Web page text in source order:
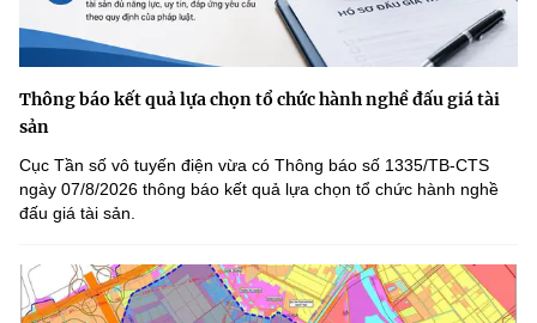
Thông báo kết quả lựa chọn tổ chức hành nghề đấu giá tài
sản
Cục Tần số vô tuyến điện vừa có Thông báo số 1335/TB-CTS
ngày 07/8/2026 thông báo kết quả lựa chọn tổ chức hành nghề
đấu giá tài sản.